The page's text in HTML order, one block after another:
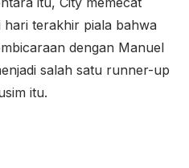
hari terakhir piala bahwa
dengan Manuel
salah satu runner-up
itu.